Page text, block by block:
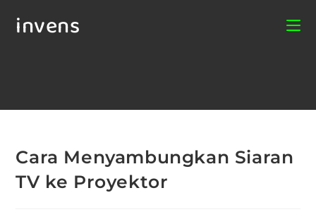
invens
Cara Menyambungkan Siaran
TV ke Proyektor